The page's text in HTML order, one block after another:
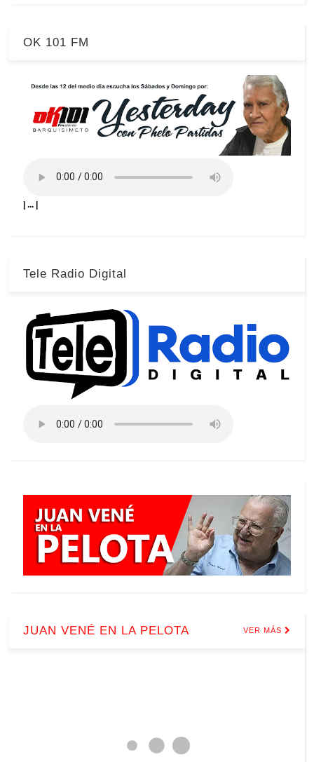
OK 101 FM
| ... |
Tele Radio Digital
JUAN VENÉ EN LA PELOTA VER MÁS